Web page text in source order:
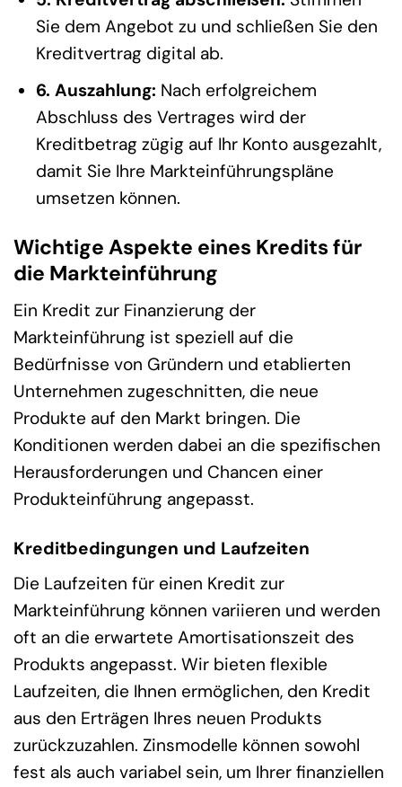
Sie dem Angebot zu und schließen Sie den
Kreditvertrag digital ab.
6. Auszahlung: Nach erfolgreichem
Abschluss des Vertrages wird der
Kreditbetrag zügig auf Ihr Konto ausgezahlt,
damit Sie Ihre Markteinführungspläne
umsetzen können.
Wichtige Aspekte eines Kredits für
die Markteinführung
Ein Kredit zur Finanzierung der
Markteinführung ist speziell auf die
Bedürfnisse von Gründern und etablierten
Unternehmen zugeschnitten, die neue
Produkte auf den Markt bringen. Die
Konditionen werden dabei an die spezifischen
Herausforderungen und Chancen einer
Produkteinführung angepasst.
Kreditbedingungen und Laufzeiten
Die Laufzeiten für einen Kredit zur
Markteinführung können variieren und werden
oft an die erwartete Amortisationszeit des
Produkts angepasst. Wir bieten flexible
Laufzeiten, die Ihnen ermöglichen, den Kredit
aus den Erträgen Ihres neuen Produkts
zurückzuzahlen. Zinsmodelle können sowohl
fest als auch variabel sein, um Ihrer finanziellen